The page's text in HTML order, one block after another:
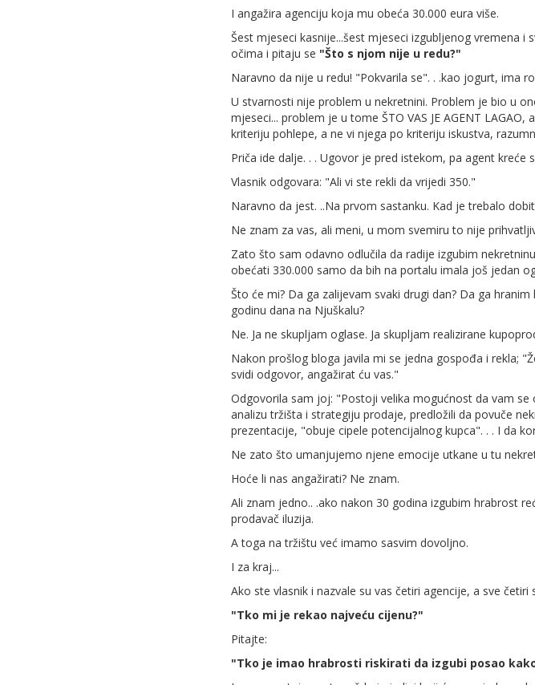
I angažira agenciju koja mu obeća 30.000 eura više.
Šest mjeseci kasnije...šest mjeseci izgubljenog vremena
očima i pitaju se "Što s njom nije u redu?"
Naravno da nije u redu! "Pokvarila se". . .kao jogurt, ima
U stvarnosti nije problem u nekretnini. Problem je bio u
mjeseci... problem je u tome ŠTO VAS JE AGENT
kriteriju pohlepe, a ne vi njega po kriteriju iskustva,
Priča ide dalje. . . Ugovor je pred istekom, pa agent
Vlasnik odgovara: "Ali vi ste rekli da vrijedi 350."
Naravno da jest. ..Na prvom sastanku. Kad je trebalo
Ne znam za vas, ali meni, u mom svemiru to nije
Zato što sam odavno odlučila da radije izgubim
obećati 330.000 samo da bih na portalu imala još jedan
Što će mi? Da ga zalijevam svaki drugi dan? Da ga
godinu dana na Njuškalu?
Ne. Ja ne skupljam oglase. Ja skupljam realizirane
Nakon prošlog bloga javila mi se jedna gospođa i rekla;
svidi odgovor, angažirat ću vas."
Odgovorila sam joj: "Postoji velika mogućnost da vam
analizu tržišta i strategiju prodaje, predložili da povuče
prezentacije, "obuje cipele potencijalnog kupca". . . I da
Ne zato što umanjujemo njene emocije utkane u tu
Hoće li nas angažirati? Ne znam.
Ali znam jedno.. .ako nakon 30 godina izgubim hrabrost
prodavač iluzija.
A toga na tržištu već imamo sasvim dovoljno.
I za kraj...
Ako ste vlasnik i nazvale su vas četiri agencije, a sve
"Tko mi je rekao najveću cijenu?"
Pitajte:
"Tko je imao hrabrosti riskirati da izgubi posao